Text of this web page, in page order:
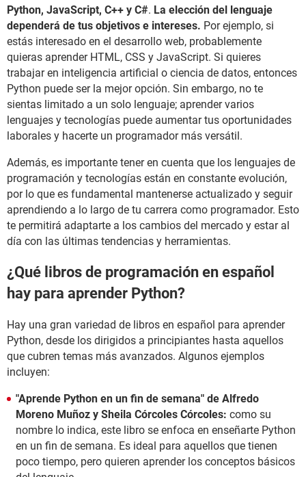
Python, JavaScript, C++ y C#. La elección del lenguaje
dependerá de tus objetivos e intereses. Por ejemplo, si
estás interesado en el desarrollo web, probablemente
quieras aprender HTML, CSS y JavaScript. Si quieres
trabajar en inteligencia artificial o ciencia de datos, entonces
Python puede ser la mejor opción. Sin embargo, no te
sientas limitado a un solo lenguaje; aprender varios
lenguajes y tecnologías puede aumentar tus oportunidades
laborales y hacerte un programador más versátil.
Además, es importante tener en cuenta que los lenguajes de
programación y tecnologías están en constante evolución,
por lo que es fundamental mantenerse actualizado y seguir
aprendiendo a lo largo de tu carrera como programador. Esto
te permitirá adaptarte a los cambios del mercado y estar al
día con las últimas tendencias y herramientas.
¿Qué libros de programación en español
hay para aprender Python?
Hay una gran variedad de libros en español para aprender
Python, desde los dirigidos a principiantes hasta aquellos
que cubren temas más avanzados. Algunos ejemplos
incluyen:
"Aprende Python en un fin de semana" de Alfredo
Moreno Muñoz y Sheila Córcoles Córcoles: como su
nombre lo indica, este libro se enfoca en enseñarte Python
en un fin de semana. Es ideal para aquellos que tienen
poco tiempo, pero quieren aprender los conceptos básicos